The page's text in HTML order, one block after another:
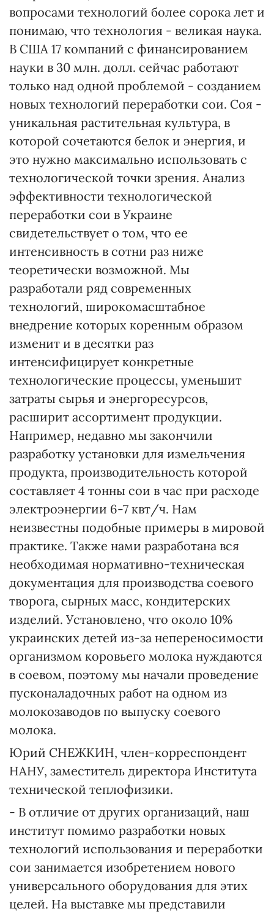
вопросами технологий более сорока лет и
понимаю, что технология - великая наука.
В США 17 компаний с финансированием
науки в 30 млн. долл. сейчас работают
только над одной проблемой - созданием
новых технологий переработки сои. Соя -
уникальная растительная культура, в
которой сочетаются белок и энергия, и
это нужно максимально использовать с
технологической точки зрения. Анализ
эффективности технологической
переработки сои в Украине
свидетельствует о том, что ее
интенсивность в сотни раз ниже
теоретически возможной. Мы
разработали ряд современных
технологий, широкомасштабное
внедрение которых коренным образом
изменит и в десятки раз
интенсифицирует конкретные
технологические процессы, уменьшит
затраты сырья и энергоресурсов,
расширит ассортимент продукции.
Например, недавно мы закончили
разработку установки для измельчения
продукта, производительность которой
составляет 4 тонны сои в час при расходе
электроэнергии 6-7 квт/ч. Нам
неизвестны подобные примеры в мировой
практике. Также нами разработана вся
необходимая нормативно-техническая
документация для производства соевого
творога, сырных масс, кондитерских
изделий. Установлено, что около 10%
украинских детей из-за непереносимости
организмом коровьего молока нуждаются
в соевом, поэтому мы начали проведение
пусконаладочных работ на одном из
молокозаводов по выпуску соевого
молока.
Юрий СНЕЖКИН, член-корреспондент
НАНУ, заместитель директора Института
технической теплофизики.
- В отличие от других организаций, наш
институт помимо разработки новых
технологий использования и переработки
сои занимается изобретением нового
универсального оборудования для этих
целей. На выставке мы представили